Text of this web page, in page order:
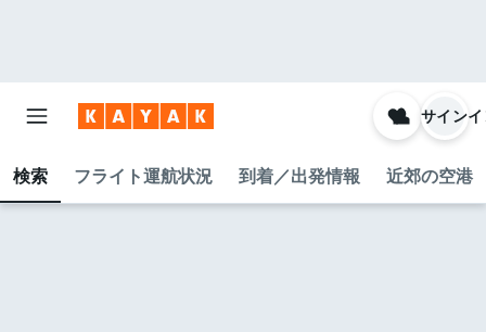
検索 フライト運航状況 到着／出発情報 近郊の空港
サイン